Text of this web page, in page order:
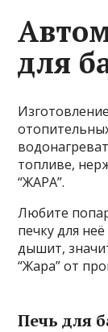
для
топливе,
“ЖАРА”.
Любите
печку для
дышит,
“Жара” от
Печь для